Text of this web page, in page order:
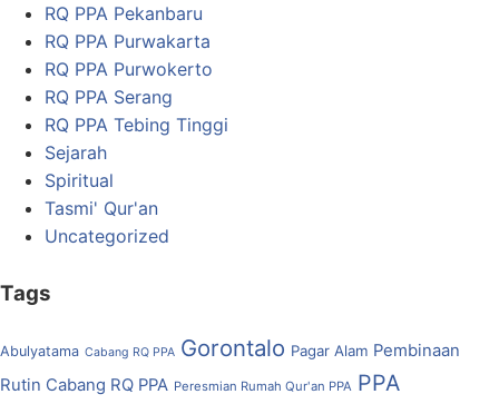
RQ PPA Pekanbaru
RQ PPA Purwakarta
RQ PPA Purwokerto
RQ PPA Serang
RQ PPA Tebing Tinggi
Sejarah
Spiritual
Tasmi' Qur'an
Uncategorized
Tags
Abulyatama Cabang RQ PPA Gorontalo Pagar Alam Pembinaan
Rutin Cabang RQ PPA Peresmian Rumah Qur'an PPA PPA